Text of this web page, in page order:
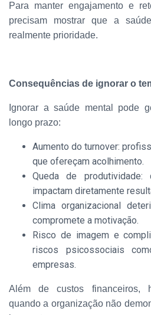
Para manter engajamento e
precisam mostrar que a
realmente prioridade.
Consequências de ignorar o
Ignorar a saúde mental pode
longo prazo:
Aumento do turnover:
que ofereçam acolhimento.
Queda de produtividade:
impactam diretamente
Clima organizacional
compromete a motivação.
Risco de imagem e
riscos psicossociais
empresas.
Além de custos financeiros,
quando a organização não